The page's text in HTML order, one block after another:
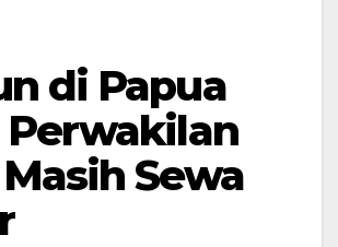
di Papua
Perwakilan
Sewa